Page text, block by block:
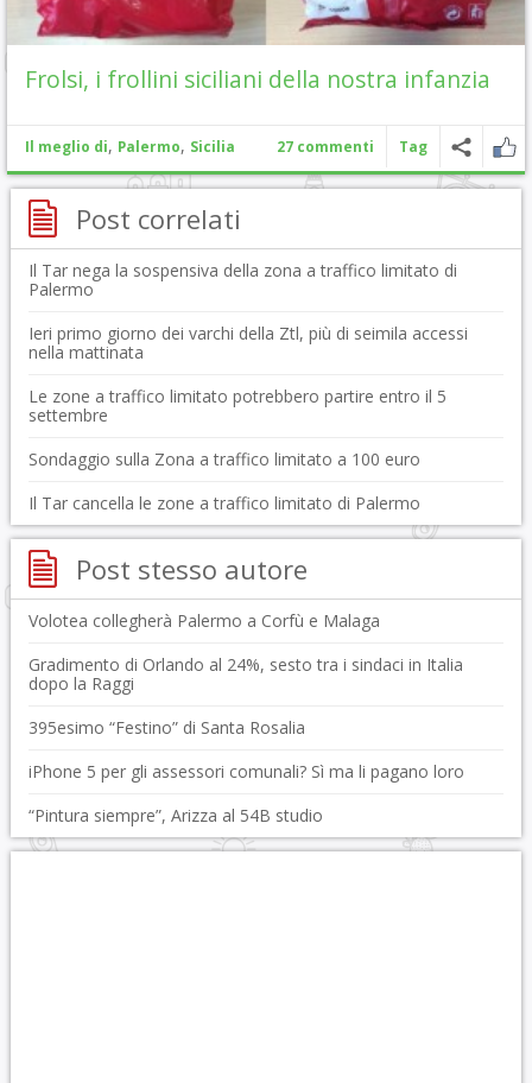
Frolsi, i frollini siciliani della nostra infanzia
Il meglio di, Palermo, Sicilia 27 commenti Tag
Post correlati
Il Tar nega la sospensiva della zona a traffico limitato di
Palermo
Ieri primo giorno dei varchi della Ztl, più di seimila accessi
nella mattinata
Le zone a traffico limitato potrebbero partire entro il 5
settembre
Sondaggio sulla Zona a traffico limitato a 100 euro
Il Tar cancella le zone a traffico limitato di Palermo
Post stesso autore
Volotea collegherà Palermo a Corfù e Malaga
Gradimento di Orlando al 24%, sesto tra i sindaci in Italia
dopo la Raggi
395esimo “Festino” di Santa Rosalia
iPhone 5 per gli assessori comunali? Sì ma li pagano loro
“Pintura siempre”, Arizza al 54B studio